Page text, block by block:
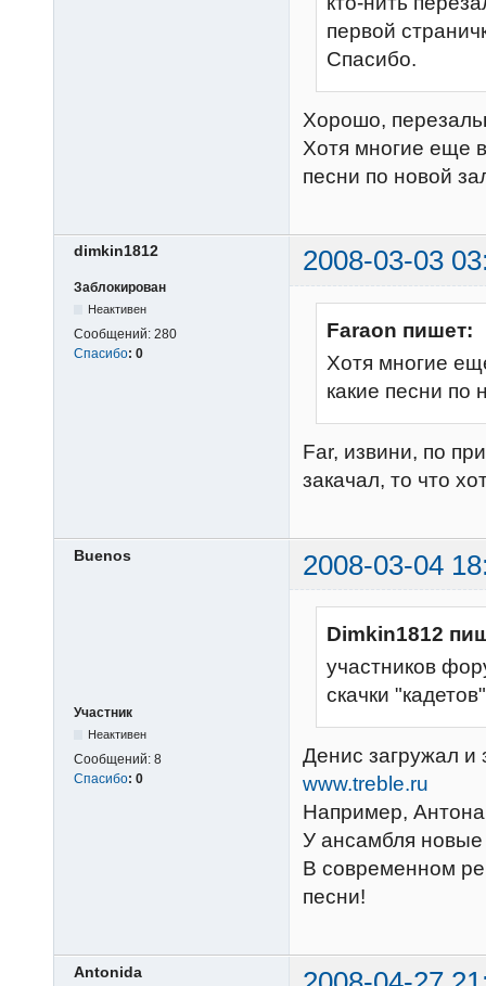
первой
Спасибо.
Хорошо,
Хотя многие еще
песни по новой
dimkin1812 2008-03-03
Заблокирован
Неактивен
Сообщений: 280
Спасибо: 0
Faraon пишет:
Хотя многие
какие песни по
Far, извини, по
закачал, то что
Buenos 2008-03-04
Участник
Неактивен
Сообщений: 8
Спасибо: 0
Dimkin1812
участников
скачки
Денис загружал и
www.treble.ru
Например,
У ансамбля
В современном
песни!
Antonida